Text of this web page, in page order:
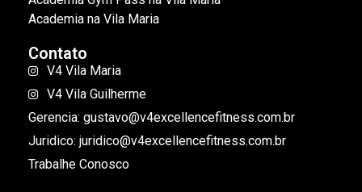
Academia na Vila Maria
Contato
V4 Vila Maria
V4 Vila Guilherme
Gerencia: gustavo@v4excellencefitness.com.br
Juridico: juridico@v4excellencefitness.com.br
Trabalhe Conosco